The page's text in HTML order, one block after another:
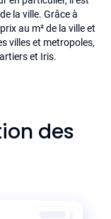
la ville. Grâce à
au m² de la ville et
villes et metropoles,
et Iris.
des